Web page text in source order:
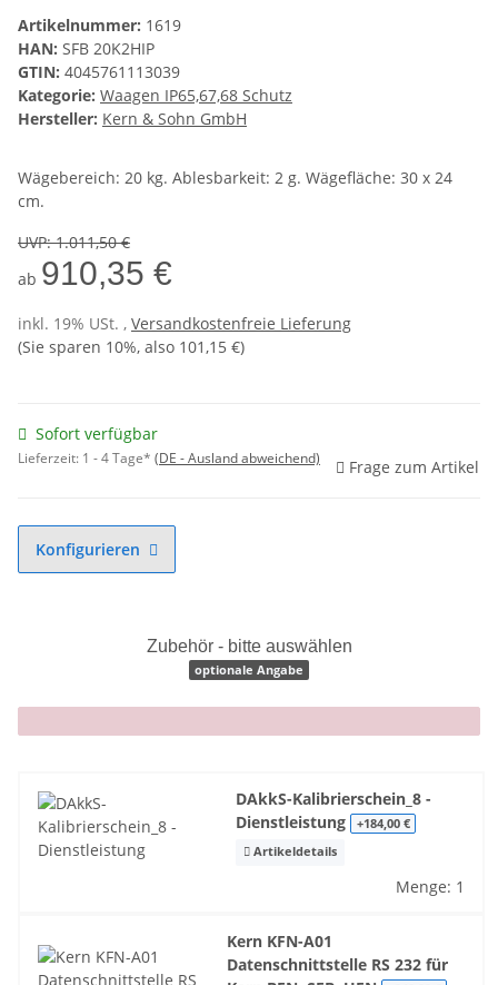
Artikelnummer: 1619
HAN: SFB 20K2HIP
GTIN: 4045761113039
Kategorie: Waagen IP65,67,68 Schutz
Hersteller: Kern & Sohn GmbH
Wägebereich: 20 kg. Ablesbarkeit: 2 g. Wägefläche: 30 x 24
cm.
UVP:1.011,50 €
ab 910,35 €
inkl. 19% USt. , Versandkostenfreie Lieferung
(Sie sparen 10%, also 101,15 €)
Sofort verfügbar
Lieferzeit: 1 - 4 Tage* (DE - Ausland abweichend) Frage zum Artikel
Konfigurieren
Zubehör - bitte auswählen
optionale Angabe
x
DAkkS-Kalibrierschein_8 -
Dienstleistung +184,00 €
Artikeldetails
Menge: 1
Kern KFN-A01
Datenschnittstelle RS 232 für